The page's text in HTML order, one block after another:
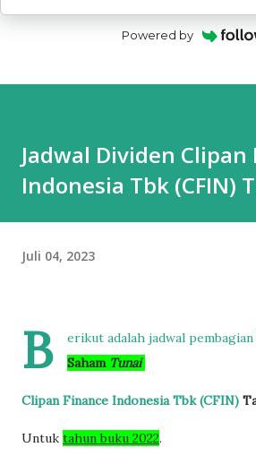
Powered by
Jadwal Dividen Clipan
Indonesia Tbk (CFIN)
Juli 04, 2023
B erikut adalah jadwal pembagian
SahamTunai
Clipan Finance Indonesia Tbk (CFIN)
Untuk tahun buku 2022.